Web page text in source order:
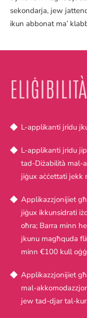
sekondarja, jew
ikun abbonat ma’
ELIĠIBILITÀ
L-applikanti jridu
L-applikanti jridu
tad-Diżabilità mal-
jiġux aċċettati jekk
Applikazzjonijiet
jiġux ikkunsidrati
oħra; Barra minn
jkunu magħquda
minn €100 kull
Applikazzjonijiet
mal-
jew tad-djar tal-